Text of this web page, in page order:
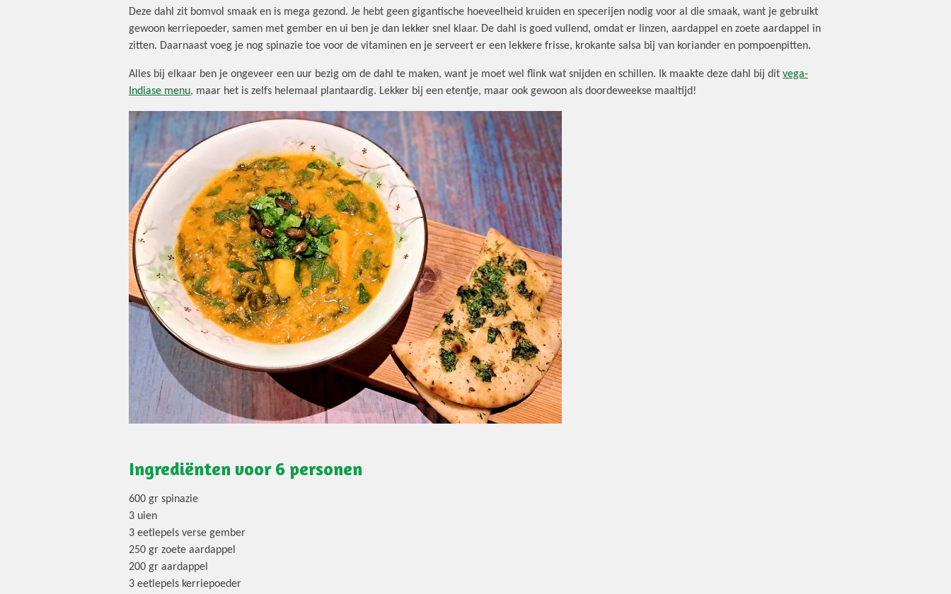
Deze dahl zit bomvol smaak en is mega gezond. Je hebt geen gigantische hoeveelheid kruiden en specerijen nodig voor al die smaak, want je gebruikt
gewoon kerriepoeder, samen met gember en ui ben je dan lekker snel klaar. De dahl is goed vullend, omdat er linzen, aardappel en zoete aardappel in
zitten. Daarnaast voeg je nog spinazie toe voor de vitaminen en je serveert er een lekkere frisse, krokante salsa bij van koriander en pompoenpitten.
Alles bij elkaar ben je ongeveer een uur bezig om de dahl te maken, want je moet wel flink wat snijden en schillen. Ik maakte deze dahl bij dit vega-
Indiase menu, maar het is zelfs helemaal plantaardig. Lekker bij een etentje, maar ook gewoon als doordeweekse maaltijd!
Ingrediënten voor 6 personen
600 gr spinazie
3 uien
3 eetlepels verse gember
250 gr zoete aardappel
200 gr aardappel
3 eetlepels kerriepoeder